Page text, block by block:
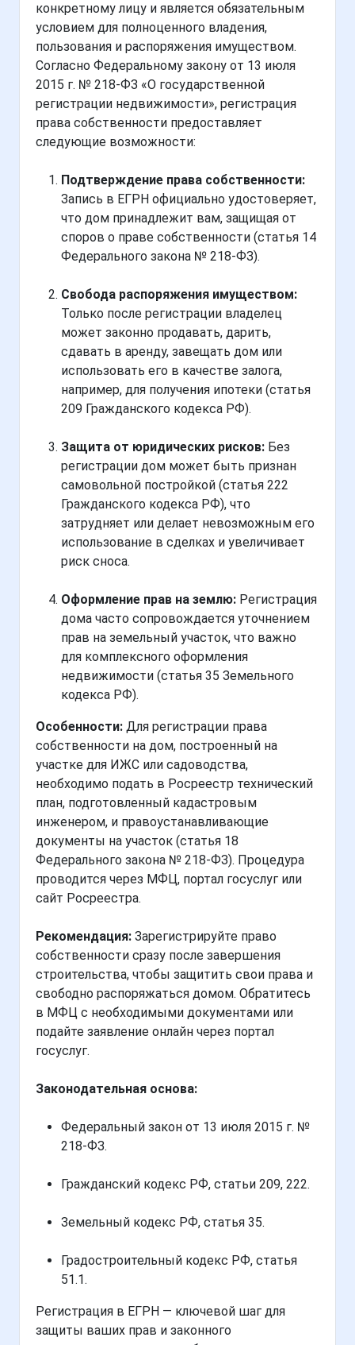
конкретному лицу и является обязательным
условием для полноценного владения,
пользования и распоряжения имуществом.
Согласно Федеральному закону от 13 июля
2015 г. № 218-ФЗ «О государственной
регистрации недвижимости», регистрация
права собственности предоставляет
следующие возможности:
Подтверждение права собственности:
Запись в ЕГРН официально удостоверяет,
что дом принадлежит вам, защищая от
споров о праве собственности (статья 14
Федерального закона № 218-ФЗ).
Свобода распоряжения имуществом:
Только после регистрации владелец
может законно продавать, дарить,
сдавать в аренду, завещать дом или
использовать его в качестве залога,
например, для получения ипотеки (статья
209 Гражданского кодекса РФ).
Защита от юридических рисков: Без
регистрации дом может быть признан
самовольной постройкой (статья 222
Гражданского кодекса РФ), что
затрудняет или делает невозможным его
использование в сделках и увеличивает
риск сноса.
Оформление прав на землю: Регистрация
дома часто сопровождается уточнением
прав на земельный участок, что важно
для комплексного оформления
недвижимости (статья 35 Земельного
кодекса РФ).
Особенности: Для регистрации права
собственности на дом, построенный на
участке для ИЖС или садоводства,
необходимо подать в Росреестр технический
план, подготовленный кадастровым
инженером, и правоустанавливающие
документы на участок (статья 18
Федерального закона № 218-ФЗ). Процедура
проводится через МФЦ, портал госуслуг или
сайт Росреестра.
Рекомендация: Зарегистрируйте право
собственности сразу после завершения
строительства, чтобы защитить свои права и
свободно распоряжаться домом. Обратитесь
в МФЦ с необходимыми документами или
подайте заявление онлайн через портал
госуслуг.
Законодательная основа:
Федеральный закон от 13 июля 2015 г. №
218-ФЗ.
Гражданский кодекс РФ, статьи 209, 222.
Земельный кодекс РФ, статья 35.
Градостроительный кодекс РФ, статья
51.1.
Регистрация в ЕГРН — ключевой шаг для
защиты ваших прав и законного